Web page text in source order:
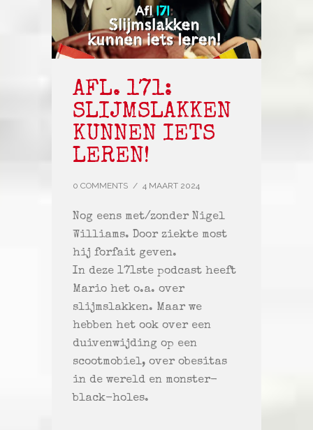
AFL. 171:
SLIJMSLAKKEN
KUNNEN IETS
LEREN!
0 COMMENTS / 4 MAART 2024
Nog eens met/zonder Nigel
Williams. Door ziekte most
hij forfait geven.
In deze 171ste podcast heeft
Mario het o.a. over
slijmslakken. Maar we
hebben het ook over een
duivenwijding op een
scootmobiel, over obesitas
in de wereld en monster-
black-holes.